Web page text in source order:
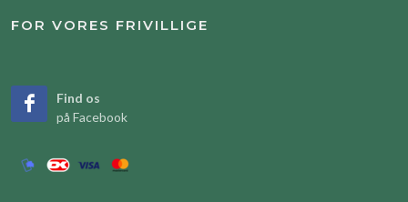
FOR VORES FRIVILLIGE
Find os
på Facebook